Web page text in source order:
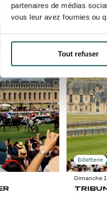
partenaires de médias
vous leur avez fournies ou
Tout refuser
du Village
les – 12 ans
Partagez
spectacle.
À
Billetterie
Dimanche